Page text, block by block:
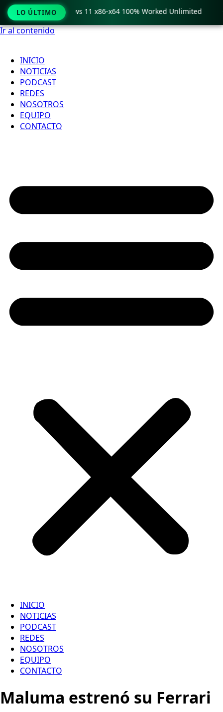
Ir al contenido
INICIO
NOTICIAS
PODCAST
REDES
NOSOTROS
EQUIPO
CONTACTO
INICIO
NOTICIAS
PODCAST
REDES
NOSOTROS
EQUIPO
CONTACTO
Maluma estrenó su Ferrari
LO ÚLTIMO
Crack only Windows 11 x86-x64 100% Worked Unlimited